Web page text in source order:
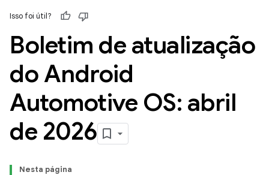
Isso foi útil?
Boletim de atualização
do Android
Automotive OS: abril
de 2026
Nesta página